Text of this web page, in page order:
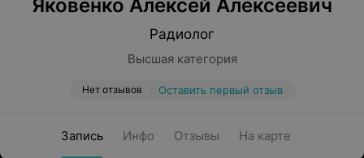
Яковенко Алексей Алексеевич
Радиолог
Высшая категория
Нет отзывов Оставить первый отзыв
Запись Инфо Отзывы На карте